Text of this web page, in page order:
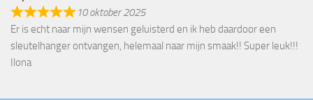
10 oktober 2025
Er is echt naar mijn wensen geluisterd en ik heb daardoor een
sleutelhanger ontvangen, helemaal naar mijn smaak!! Super leuk!!!
Ilona